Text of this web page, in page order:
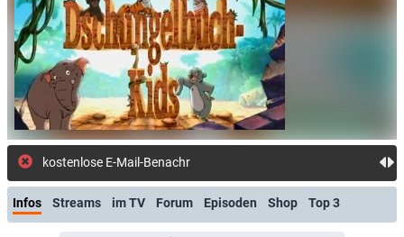
kostenlose E-Mail-Benachrichtigung bei Streaming-
Infos Streams im TV Forum Episoden Shop Top 3